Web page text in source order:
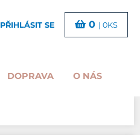
DOPRAVA O NÁS
PŘIHLÁSIT SE 0 | 0KS